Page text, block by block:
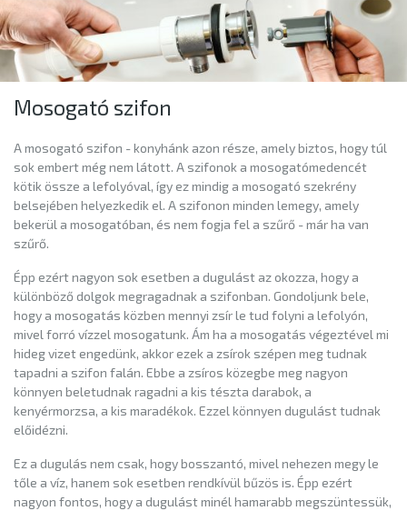
Mosogató szifon
A mosogató szifon - konyhánk azon része, amely biztos, hogy túl
sok embert még nem látott. A szifonok a mosogatómedencét
kötik össze a lefolyóval, így ez mindig a mosogató szekrény
belsejében helyezkedik el. A szifonon minden lemegy, amely
bekerül a mosogatóban, és nem fogja fel a szűrő - már ha van
szűrő.
Épp ezért nagyon sok esetben a dugulást az okozza, hogy a
különböző dolgok megragadnak a szifonban. Gondoljunk bele,
hogy a mosogatás közben mennyi zsír le tud folyni a lefolyón,
mivel forró vízzel mosogatunk. Ám ha a mosogatás végeztével mi
hideg vizet engedünk, akkor ezek a zsírok szépen meg tudnak
tapadni a szifon falán. Ebbe a zsíros közegbe meg nagyon
könnyen beletudnak ragadni a kis tészta darabok, a
kenyérmorzsa, a kis maradékok. Ezzel könnyen dugulást tudnak
előidézni.
Ez a dugulás nem csak, hogy bosszantó, mivel nehezen megy le
tőle a víz, hanem sok esetben rendkívül bűzös is. Épp ezért
nagyon fontos, hogy a dugulást minél hamarabb megszüntessük,